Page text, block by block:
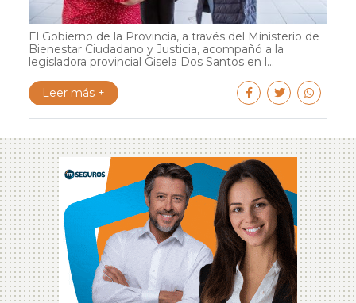
El Gobierno de la Provincia, a través del Ministerio de
Bienestar Ciudadano y Justicia, acompañó a la
legisladora provincial Gisela Dos Santos en l...
Leer más +